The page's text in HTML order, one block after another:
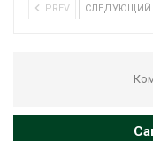
PREV СЛЕДУЮЩИЙ